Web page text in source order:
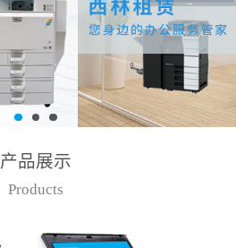
产品展示
Products